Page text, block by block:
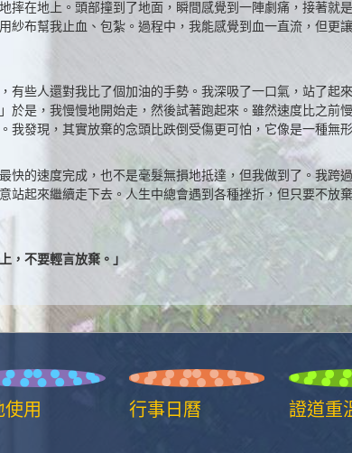
摔在地上。頭部撞到了地面，瞬間感覺到一陣劇痛，接著
紗布幫我止血、包紮。過程中，我能感覺到血一直流，但更
些人還對我比了個加油的手勢。我深吸了一口氣，站了起
於是，我慢慢地開始走，然後試著跑起來。雖然速度比之前
發現，其實放棄的念頭比跌倒受傷更可怕，它像是一種無
的速度完成，也不是毫髮無損地抵達，但我做到了。我跨
起來繼續走下去。人生中總會遇到各種挫折，但只要不放
，不要輕言放棄。」
使用 行事日曆 證道重